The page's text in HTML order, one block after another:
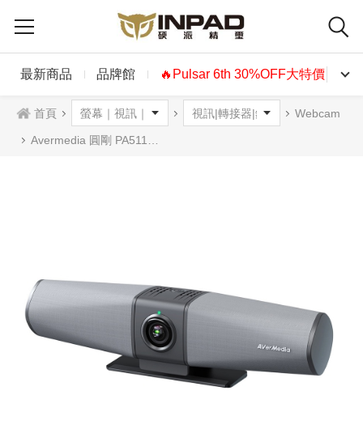
最新商品 品牌館 🔥Pulsar 6th 30%OFF大特價🔥
首頁 Webcam
Avermedia 圓剛 PA511D MINGLE BAR 視訊會議攝影機